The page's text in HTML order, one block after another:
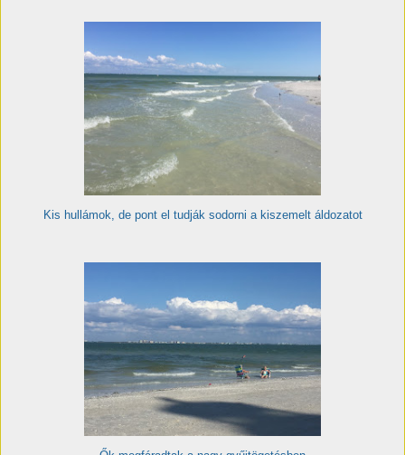
Kis hullámok, de pont el tudják sodorni a kiszemelt áldozatot